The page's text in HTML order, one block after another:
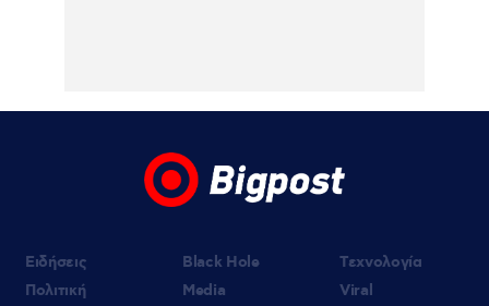
Ειδήσεις
Πολιτική
Black Hole
Media
Τεχνολογία
Viral